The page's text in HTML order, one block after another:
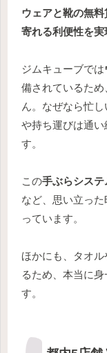
ウェアと靴の無
寄れる利便性を実
ジムキューブでは
備されているた
ん。なぜなら忙
や持ち運びは通
す。
この手ぶらシステ
など、思い立っ
っています。
ほかにも、タオ
るため、本当に
す。